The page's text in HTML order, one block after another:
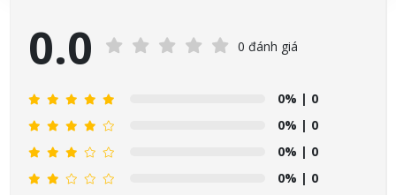
0.0 0 đánh giá
0% | 0
0% | 0
0% | 0
0% | 0